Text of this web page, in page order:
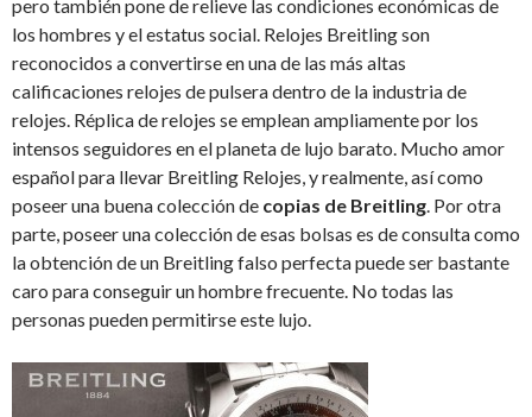
pero también pone de relieve las condiciones económicas de
los hombres y el estatus social. Relojes Breitling son
reconocidos a convertirse en una de las más altas
calificaciones relojes de pulsera dentro de la industria de
relojes. Réplica de relojes se emplean ampliamente por los
intensos seguidores en el planeta de lujo barato. Mucho amor
español para llevar Breitling Relojes, y realmente, así como
poseer una buena colección de copias de Breitling. Por otra
parte, poseer una colección de esas bolsas es de consulta como
la obtención de un Breitling falso perfecta puede ser bastante
caro para conseguir un hombre frecuente. No todas las
personas pueden permitirse este lujo.